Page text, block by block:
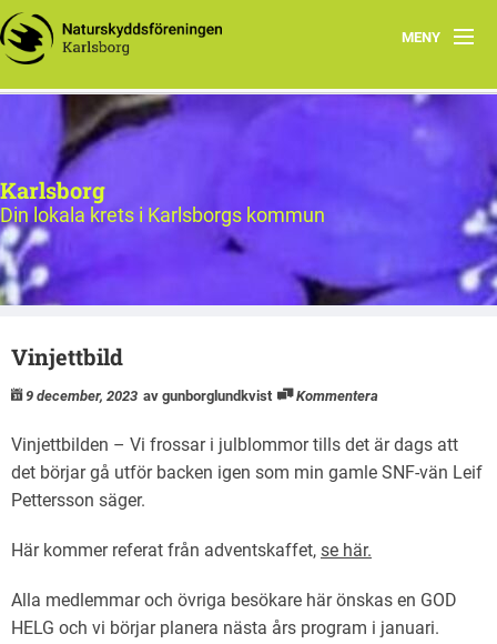
MENY
Bildgalleri
Styrelse för Naturskyddsföreningen i Karlsborg
Program
Om oss
Karlsborg
Din lokala krets i Karlsborgs kommun
Vinjettbild
9 december, 2023 av gunborglundkvist Kommentera
Vinjettbilden – Vi frossar i julblommor tills det är dags att
det börjar gå utför backen igen som min gamle SNF-vän Leif
Pettersson säger.
Här kommer referat från adventskaffet, se här.
Alla medlemmar och övriga besökare här önskas en GOD
HELG och vi börjar planera nästa års program i januari.